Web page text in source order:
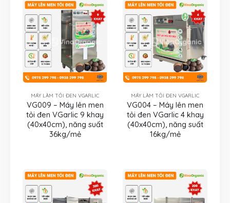
MÁY LÀM TỎI ĐEN VGARLIC
VG009 – Máy lên men
tỏi đen VGarlic 9 khay
(40x40cm), năng suất
36kg/mẻ
MÁY LÀM TỎI ĐEN VGARLIC
VG004 – Máy lên men
tỏi đen VGarlic 4 khay
(40x40cm), năng suất
16kg/mẻ